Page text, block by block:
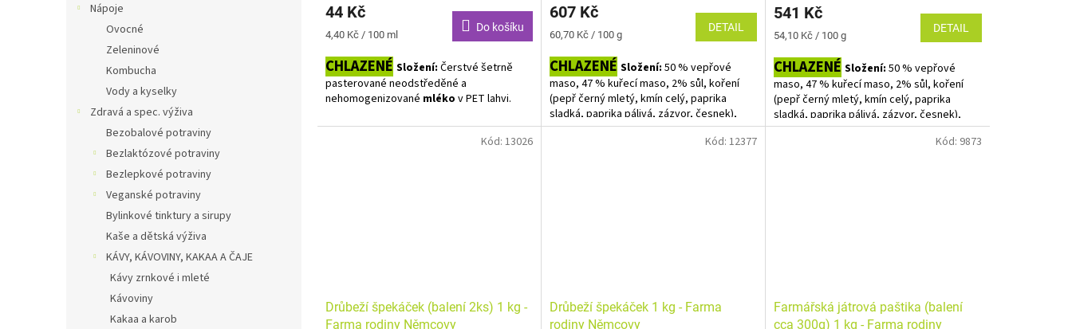
Nápoje
Ovocné
Zeleninové
Kombucha
Vody a kyselky
Zdravá a spec. výživa
Bezobalové potraviny
Bezlaktózové potraviny
Bezlepkové potraviny
Veganské potraviny
Bylinkové tinktury a sirupy
Kaše a dětská výživa
KÁVY, KÁVOVINY, KAKAA A ČAJE
Kávy zrnkové i mleté
Kávoviny
Kakaa a karob
44 Kč
Měrná
4,40 Kč / 100 ml
Do košíku
CHLAZENÉ Složení: Čerstvé šetrně
pasterované neodstředěné a
nehomogenizované mléko v PET lahvi.
Alergeny zvýrazněny tučně.
607 Kč
Měrná
60,70 Kč / 100 g
DETAIL
CHLAZENÉ Složení: 50 % vepřové
maso, 47 % kuřecí maso, 2% sůl, koření
(pepř černý mletý, kmín celý, paprika
sladká, paprika pálivá, zázvor, česnek),
skopové střívko. BEZ RYCHLOSOLÍ !!
541 Kč
Měrná
54,10 Kč / 100 g
DETAIL
CHLAZENÉ Složení: 50 % vepřové
maso, 47 % kuřecí maso, 2% sůl, koření
(pepř černý mletý, kmín celý, paprika
sladká, paprika pálivá, zázvor, česnek),
skopové střívko. BEZ RYCHLOSOLÍ !!
Drůbeží špekáček (balení 2ks) 1 kg -
Farma rodiny Němcovy
Kód: 13026
Drůbeží špekáček 1 kg - Farma
rodiny Němcovy
Kód: 12377
Farmářská játrová paštika (balení
cca 300g) 1 kg - Farma rodiny
Kód: 9873